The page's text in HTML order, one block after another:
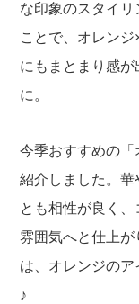
な印象のスタイ
ことで、オレン
にもまとまり感
に。
今季おすすめの
紹介しました。
とも相性が良く
雰囲気へと仕上
は、オレンジの
♪